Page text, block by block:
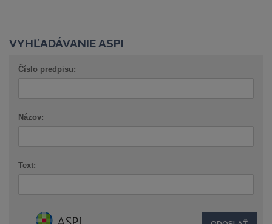
VYHĽADÁVANIE ASPI
Číslo predpisu:
Názov:
Text: